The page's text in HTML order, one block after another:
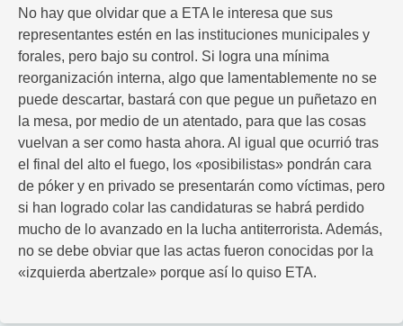
No hay que olvidar que a ETA le interesa que sus
representantes estén en las instituciones municipales y
forales, pero bajo su control. Si logra una mínima
reorganización interna, algo que lamentablemente no se
puede descartar, bastará con que pegue un puñetazo en
la mesa, por medio de un atentado, para que las cosas
vuelvan a ser como hasta ahora. Al igual que ocurrió tras
el final del alto el fuego, los «posibilistas» pondrán cara
de póker y en privado se presentarán como víctimas, pero
si han logrado colar las candidaturas se habrá perdido
mucho de lo avanzado en la lucha antiterrorista. Además,
no se debe obviar que las actas fueron conocidas por la
«izquierda abertzale» porque así lo quiso ETA.